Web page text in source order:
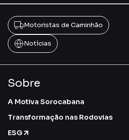
Motoristas de Caminhão
Notícias
Sobre
A Motiva Sorocabana
Transformação nas Rodovias
ESG